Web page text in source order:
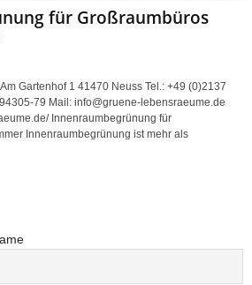
für Großraumbüros
Gartenhof 1 41470 Neuss Tel.: +49 (0)2137
79 Mail: info@gruene-lebensraeume.de
Innenraumbegrünung für
Innenraumbegrünung ist mehr als